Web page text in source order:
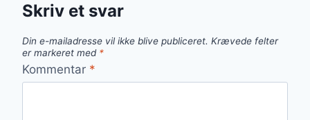
Skriv et svar
Din e-mailadresse vil ikke blive publiceret. Krævede felter
er markeret med *
Kommentar *